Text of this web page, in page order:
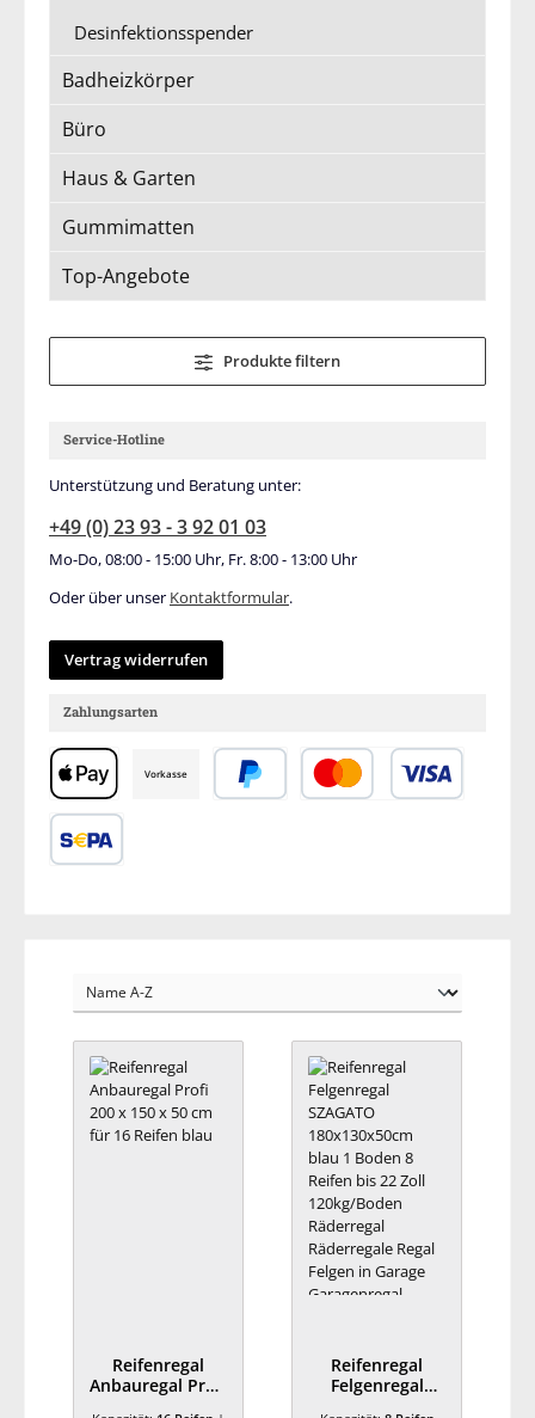
Desinfektionsspender
Badheizkörper
Büro
Haus & Garten
Gummimatten
Top-Angebote
Produkte filtern
Zahlungsarten
Apple Pay
Vorkasse
Service-Hotline
Unterstützung und Beratung unter:
+49 (0) 23 93 - 3 92 01 03
Mo-Do, 08:00 - 15:00 Uhr, Fr. 8:00 - 13:00 Uhr
Oder über unser Kontaktformular.
Vertrag widerrufen
Reifenregal
Anbauregal Profi
Reifenregal
Felgenregal